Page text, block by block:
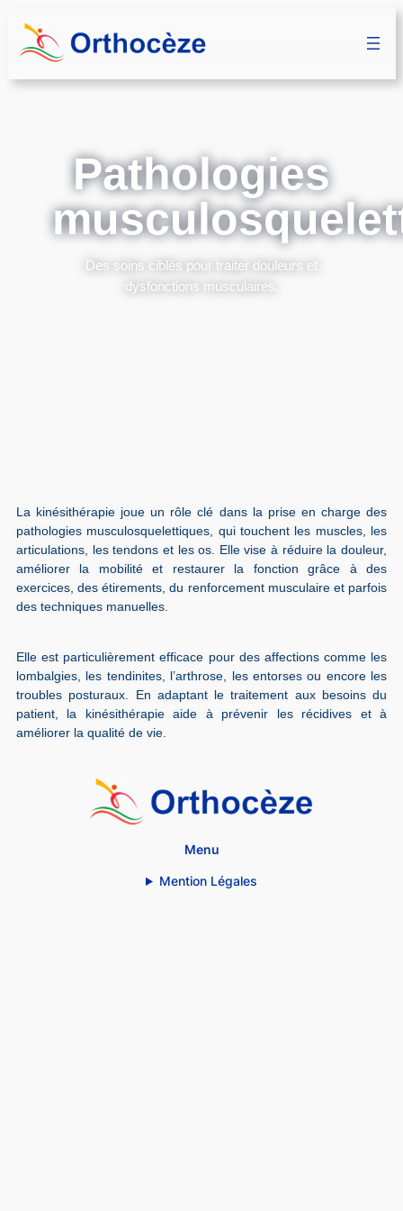
Pathologies
Des soins ciblés pour traiter douleurs et
dysfonctions musculaires.
La kinésithérapie joue un rôle clé dans la prise en charge des
pathologies musculosquelettiques, qui touchent les muscles, les
articulations, les tendons et les os. Elle vise à réduire la douleur,
améliorer la mobilité et restaurer la fonction grâce à des
exercices, des étirements, du renforcement musculaire et parfois
des techniques manuelles.
Elle est particulièrement efficace pour des affections comme les
lombalgies, les tendinites, l’arthrose, les entorses ou encore les
troubles posturaux. En adaptant le traitement aux besoins du
patient, la kinésithérapie aide à prévenir les récidives et à
améliorer la qualité de vie.
Menu
Mention Légales